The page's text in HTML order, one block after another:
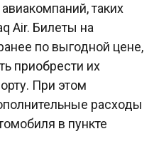
таких
Air. Билеты на
по выгодной цене,
приобрести их
При этом
расходы
в пункте